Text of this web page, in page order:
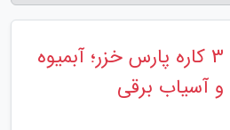
آنالیز آبمیوه گیری 3 کاره پارس خزر؛ آبمیوه
آسیاب برقی